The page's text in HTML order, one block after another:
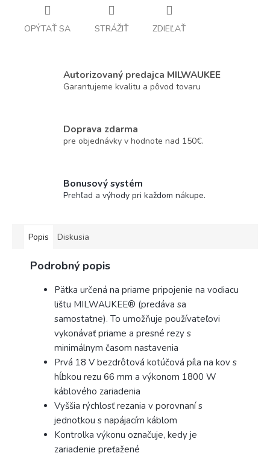
OPÝTAŤ SA STRÁŽIŤ ZDIEĽAŤ
Autorizovaný predajca MILWAUKEE
Garantujeme kvalitu a pôvod tovaru
Doprava zdarma
pre objednávky v hodnote nad 150€.
Bonusový systém
Prehľad a výhody pri každom nákupe.
Popis Diskusia
Podrobný popis
Pätka určená na priame pripojenie na vodiacu
lištu MILWAUKEE® (predáva sa
samostatne). To umožňuje používateľovi
vykonávať priame a presné rezy s
minimálnym časom nastavenia
Prvá 18 V bezdrôtová kotúčová píla na kov s
hĺbkou rezu 66 mm a výkonom 1800 W
káblového zariadenia
Vyššia rýchlosť rezania v porovnaní s
jednotkou s napájacím káblom
Kontrolka výkonu označuje, kedy je
zariadenie preťažené